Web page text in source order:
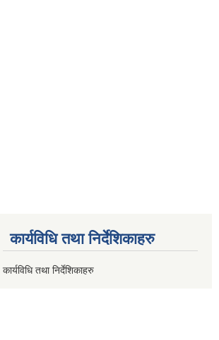
कार्यविधि तथा निर्देशिकाहरु
कार्यविधि तथा निर्देशिकाहरु